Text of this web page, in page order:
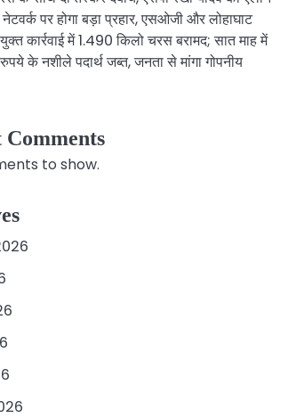
पर होगा बड़ा प्रहार, एसओजी और लोहाघाट
कार्रवाई में 1.490 किलो चरस बरामद; सात माह में
के नशीले पदार्थ जब्त, जनता से मांगा गोपनीय
Comments
to show.